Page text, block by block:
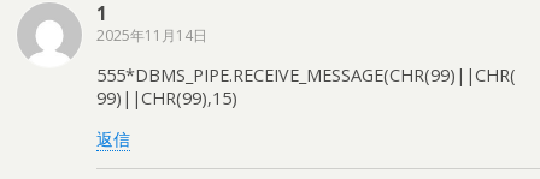
1
2025年11月14日
555*DBMS_PIPE.RECEIVE_MESSAGE(CHR(99)||CHR(
99)||CHR(99),15)
返信